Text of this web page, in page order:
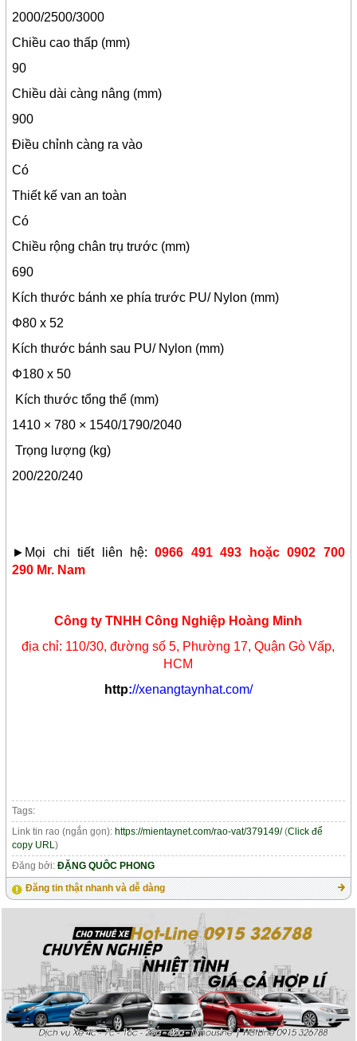
2000/2500/3000
Chiều cao thấp (mm)
90
Chiều dài càng nâng (mm)
900
Điều chỉnh càng ra vào
Có
Thiết kế van an toàn
Có
Chiều rộng chân trụ trước (mm)
690
Kích thước bánh xe phía trước PU/ Nylon (mm)
Φ80 x 52
Kích thước bánh sau PU/ Nylon (mm)
Φ180 x 50
Kích thước tổng thể (mm)
1410 × 780 × 1540/1790/2040
Trọng lượng (kg)
200/220/240
►Mọi chi tiết liên hệ: 0966 491 493 hoặc 0902 700
290 Mr. Nam
Công ty TNHH Công Nghiệp Hoàng Minh
địa chỉ: 110/30, đường số 5, Phường 17, Quận Gò Vấp,
HCM
http://xenangtaynhat.com/
Tags:
Link tin rao (ngắn gọn): https://mientaynet.com/rao-vat/379149/(Click để
copy URL)
Đăng bởi:ĐẶNG QUÔC PHONG
Đăng tin thật nhanh và dễ dàng